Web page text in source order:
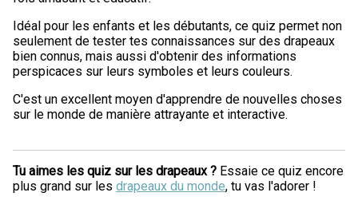
Idéal pour les enfants et les débutants, ce quiz permet non
seulement de tester tes connaissances sur des drapeaux
bien connus, mais aussi d'obtenir des informations
perspicaces sur leurs symboles et leurs couleurs.
C'est un excellent moyen d'apprendre de nouvelles choses
sur le monde de manière attrayante et interactive.
Tu aimes les quiz sur les drapeaux ? Essaie ce quiz encore
plus grand sur les drapeaux du monde, tu vas l'adorer !